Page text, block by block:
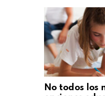
No todos los